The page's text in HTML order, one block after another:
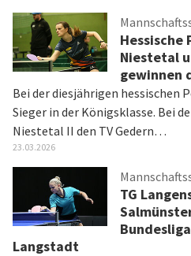
Hessische
Niestetal
gewinnen
Bei der diesjährigen hessischen
Sieger in der Königsklasse. Bei
Niestetal II den TV Gedern…
23.03.2026
TG
Langstadt